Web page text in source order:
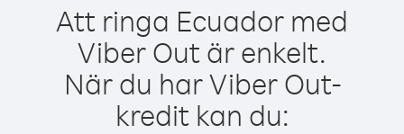
Att ringa Ecuador med
Viber Out är enkelt.
När du har Viber Out-
kredit kan du: